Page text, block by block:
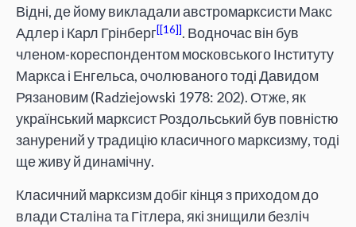
Відні, де йому викладали австромарксисти Макс
Адлер і Карл Грінберг [16] . Водночас він був
членом-кореспондентом московського Інституту
Маркса і Енгельса, очолюваного тоді Давидом
Рязановим (Radziejowski 1978: 202). Отже, як
український марксист Роздольський був повністю
занурений у традицію класичного марксизму, тоді
ще живу й динамічну.
Класичний марксизм добіг кінця з приходом до
влади Сталіна та Гітлера, які знищили безліч